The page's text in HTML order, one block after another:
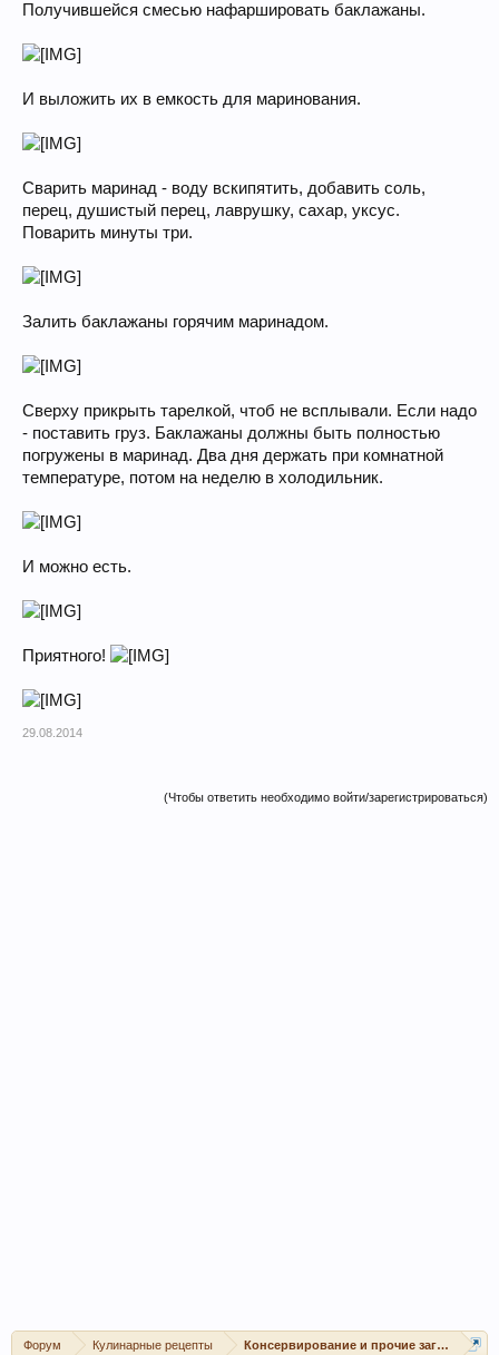
Получившейся смесью нафаршировать баклажаны.
И выложить их в емкость для маринования.
Сварить маринад - воду вскипятить, добавить соль,
перец, душистый перец, лаврушку, сахар, уксус.
Поварить минуты три.
Залить баклажаны горячим маринадом.
Сверху прикрыть тарелкой, чтоб не всплывали. Если надо
- поставить груз. Баклажаны должны быть полностью
погружены в маринад. Два дня держать при комнатной
температуре, потом на неделю в холодильник.
И можно есть.
Приятного!
29.08.2014
(Чтобы ответить необходимо войти/зарегистрироваться)
Форум Кулинарные рецепты Консервирование и прочие заготовки